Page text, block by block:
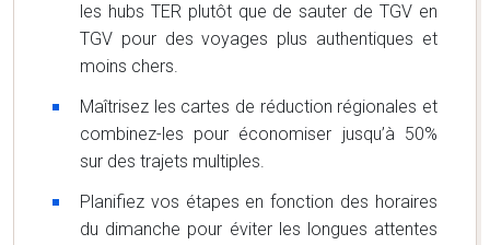
les hubs TER plutôt que de sauter de TGV en
TGV pour des voyages plus authentiques et
moins chers.
Maîtrisez les cartes de réduction régionales et
combinez-les pour économiser jusqu’à 50%
sur des trajets multiples.
Planifiez vos étapes en fonction des horaires
du dimanche pour éviter les longues attentes